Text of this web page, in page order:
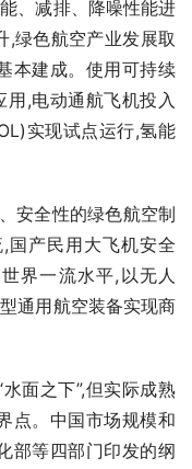
、减排、降噪性能进
,绿色航空产业发展取
本建成。使用可持续
,电动通航飞机投入
实现试点运行,氢能
安全性的绿色航空制
国产民用大飞机安全
界一流水平,以无人
通用航空装备实现商
面之下”,但实际成熟
点。中国市场规模和
部等四部门印发的纲